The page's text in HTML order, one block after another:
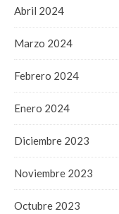
Abril 2024
Marzo 2024
Febrero 2024
Enero 2024
Diciembre 2023
Noviembre 2023
Octubre 2023